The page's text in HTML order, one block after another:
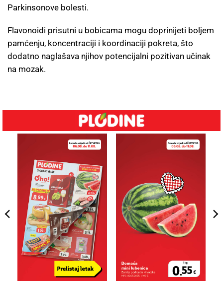
Parkinsonove bolesti.
Flavonoidi prisutni u bobicama mogu doprinijeti boljem
pamćenju, koncentraciji i koordinaciji pokreta, što
dodatno naglašava njihov potencijalni pozitivan učinak
na mozak.